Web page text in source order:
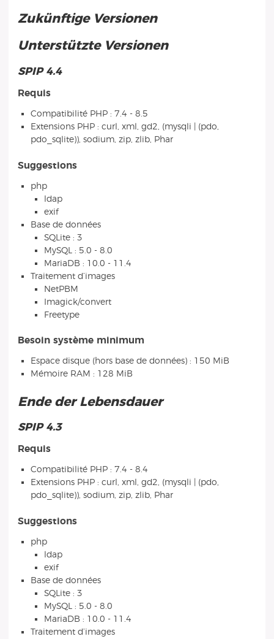
Zukünftige Versionen
Unterstützte Versionen
SPIP 4.4
Requis
Compatibilité PHP : 7.4 - 8.5
Extensions PHP : curl, xml, gd2, (mysqli | (pdo,
pdo_sqlite)), sodium, zip, zlib, Phar
Suggestions
php
ldap
exif
Base de données
SQLite : 3
MySQL : 5.0 - 8.0
MariaDB : 10.0 - 11.4
Traitement d’images
NetPBM
Imagick/convert
Freetype
Besoin système minimum
Espace disque (hors base de données) : 150 MiB
Mémoire RAM : 128 MiB
Ende der Lebensdauer
SPIP 4.3
Requis
Compatibilité PHP : 7.4 - 8.4
Extensions PHP : curl, xml, gd2, (mysqli | (pdo,
pdo_sqlite)), sodium, zip, zlib, Phar
Suggestions
php
ldap
exif
Base de données
SQLite : 3
MySQL : 5.0 - 8.0
MariaDB : 10.0 - 11.4
Traitement d’images